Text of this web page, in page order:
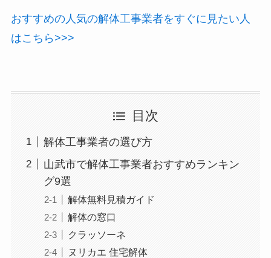
おすすめの人気の解体工事業者をすぐに見たい人
はこちら>>>
目次
解体工事業者の選び方
山武市で解体工事業者おすすめランキン
グ9選
解体無料見積ガイド
解体の窓口
クラッソーネ
ヌリカエ 住宅解体